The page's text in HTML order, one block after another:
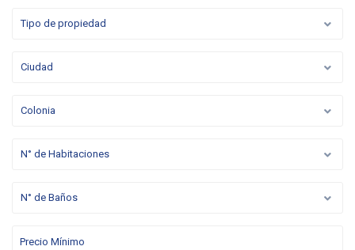
Tipo de propiedad
Ciudad
Colonia
N° de Habitaciones
N° de Baños